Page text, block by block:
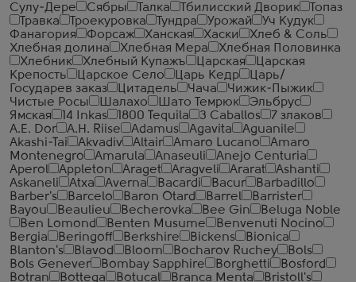
Сулу-Дере
Сябры Талка Тбилисский Дворик
Топаз
Травка
Троекуровка Тундра Урожай
Уч Кудук
Фанагория
Форсаж Ханская Хаски
Хлеб & Соль
Хлебная долина
Хлебная Мера
Хлебная Половинка
Хлебник
Хлебный Купажъ Царская
Царская
Крепость
Царское Село Царь Кедр
Царь/
Государев заказ
Цитадель Чача
Чижик-Пыжик
Чистые Росы
Шалахо Шато Темрюк
Эльбрус
Ямская
14 Inkas 1800 Tequila 3 Caballos
7 злаков
A.E. Dor
A.H. Riise Adamus Agavita
Aguanile
Akashi-Tai
Akvadiv Altair Amaro Lucano
Amaro
Montenegro
Amarula Anaseuli
Anejo Centuria
Aperol
Appleton Araget Aragveli Ararat
Ashanti
Askaneli
Atxa Averna Bacardi Bacur
Barbadillo
Barber's
Barcelo Baron Otard Barrel
Barrister
Bayou
Beaulieu Becherovka Bee Gin
Beluga Noble
Ben Lomond
Benten Musume
Benvenuti Nocino
Bergia
Beringoff Berkshire Bickens
Bionica
Blanton's
Blavod Bloom Bocharov Ruchey
Bols
Bols Genever
Bombay Sapphire Borghetti
Bosford
Botran
Bottega Botucal Branca Menta
Bristoll's